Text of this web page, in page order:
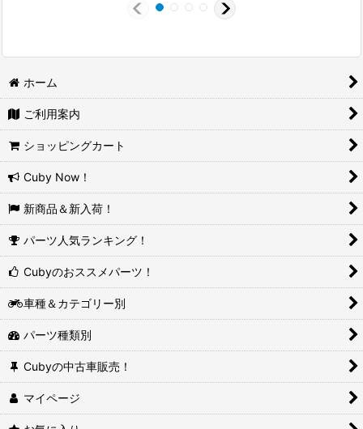
ホーム
ご利用案内
ショッピングカート
Cuby Now！
新商品＆新入荷！
パーツ人気ランキング！
Cubyのおススメパーツ！
車種＆カテゴリー別
パーツ種類別
Cubyの中古車販売！
マイページ